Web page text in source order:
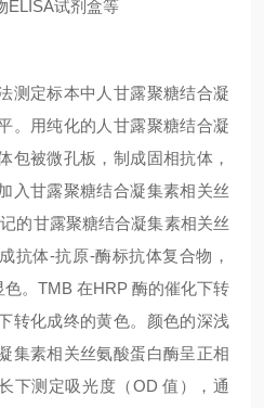
ELISA试剂盒等
测定标本中 人甘露聚糖结合凝
。用纯化的 人甘露聚糖结合凝
包被微孔板，制成固相抗体，
入甘露聚糖结合凝集素相关丝
的甘露聚糖结合凝集素相关丝
抗体-抗原-酶标抗体复合物，
。TMB 在HRP 酶的催化下转
转化成终的黄色。颜色的深浅
集素相关丝氨酸蛋白酶呈正相
下测定吸光度（OD 值），通